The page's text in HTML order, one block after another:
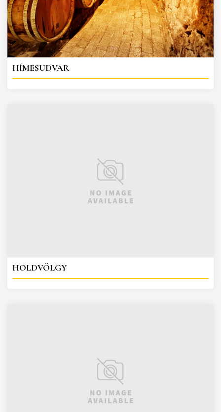
HÍMESUDVAR
HOLDVÖLGY